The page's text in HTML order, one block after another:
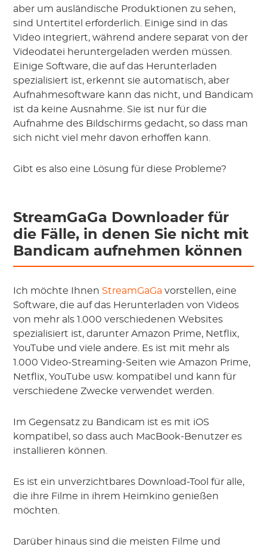
aber um ausländische Produktionen zu sehen,
sind Untertitel erforderlich. Einige sind in das
Video integriert, während andere separat von der
Videodatei heruntergeladen werden müssen.
Einige Software, die auf das Herunterladen
spezialisiert ist, erkennt sie automatisch, aber
Aufnahmesoftware kann das nicht, und Bandicam
ist da keine Ausnahme. Sie ist nur für die
Aufnahme des Bildschirms gedacht, so dass man
sich nicht viel mehr davon erhoffen kann.
Gibt es also eine Lösung für diese Probleme?
StreamGaGa Downloader für
die Fälle, in denen Sie nicht mit
Bandicam aufnehmen können
Ich möchte Ihnen StreamGaGa vorstellen, eine
Software, die auf das Herunterladen von Videos
von mehr als 1.000 verschiedenen Websites
spezialisiert ist, darunter Amazon Prime, Netflix,
YouTube und viele andere. Es ist mit mehr als
1.000 Video-Streaming-Seiten wie Amazon Prime,
Netflix, YouTube usw. kompatibel und kann für
verschiedene Zwecke verwendet werden.
Im Gegensatz zu Bandicam ist es mit iOS
kompatibel, so dass auch MacBook-Benutzer es
installieren können.
Es ist ein unverzichtbares Download-Tool für alle,
die ihre Filme in ihrem Heimkino genießen
möchten.
Darüber hinaus sind die meisten Filme und